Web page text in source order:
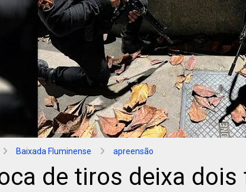
Baixada Fluminense apreensão
de tiros deixa dois